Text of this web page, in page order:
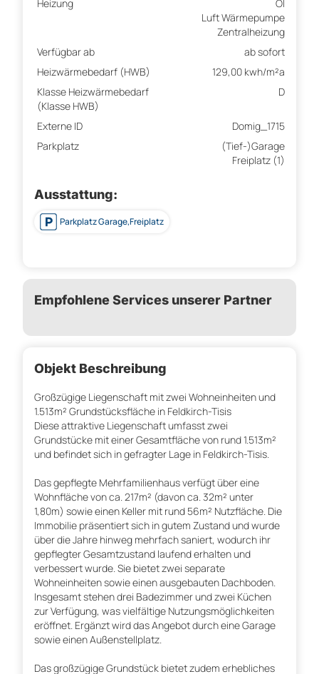
Heizung
Öl
Luft Wärmepumpe
Zentralheizung
Verfügbar ab
ab sofort
Heizwärmebedarf (HWB)
129,00 kwh/m²a
Klasse Heizwärmebedarf
(Klasse HWB)
D
Externe ID
Domig_1715
Parkplatz
(Tief-)Garage
Freiplatz (1)
Ausstattung:
Parkplatz Garage,Freiplatz
Empfohlene Services unserer Partner
Objekt Beschreibung
Großzügige Liegenschaft mit zwei Wohneinheiten und
1.513m² Grundstücksfläche in Feldkirch-Tisis
Diese attraktive Liegenschaft umfasst zwei
Grundstücke mit einer Gesamtfläche von rund 1.513m²
und befindet sich in gefragter Lage in Feldkirch-Tisis.
Das gepflegte Mehrfamilienhaus verfügt über eine
Wohnfläche von ca. 217m² (davon ca. 32m² unter
1,80m) sowie einen Keller mit rund 56m² Nutzfläche. Die
Immobilie präsentiert sich in gutem Zustand und wurde
über die Jahre hinweg mehrfach saniert, wodurch ihr
gepflegter Gesamtzustand laufend erhalten und
verbessert wurde. Sie bietet zwei separate
Wohneinheiten sowie einen ausgebauten Dachboden.
Insgesamt stehen drei Badezimmer und zwei Küchen
zur Verfügung, was vielfältige Nutzungsmöglichkeiten
eröffnet. Ergänzt wird das Angebot durch eine Garage
sowie einen Außenstellplatz.
Das großzügige Grundstück bietet zudem erhebliches